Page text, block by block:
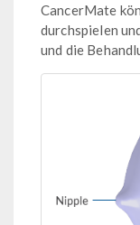
CancerMate
durchspielen
und die